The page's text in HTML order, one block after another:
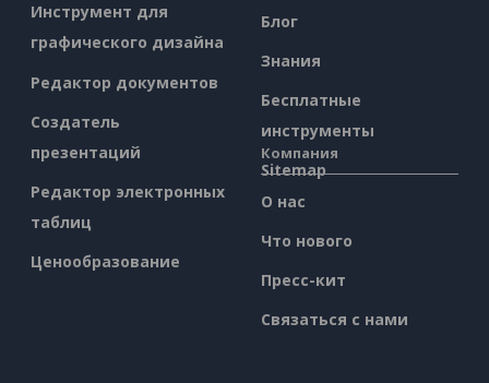
Инструмент для
графического дизайна
Редактор документов
Создатель
презентаций
Редактор электронных
таблиц
Ценообразование
Блог
Знания
Бесплатные
инструменты
Sitemap
Компания
О нас
Что нового
Пресс-кит
Связаться с нами